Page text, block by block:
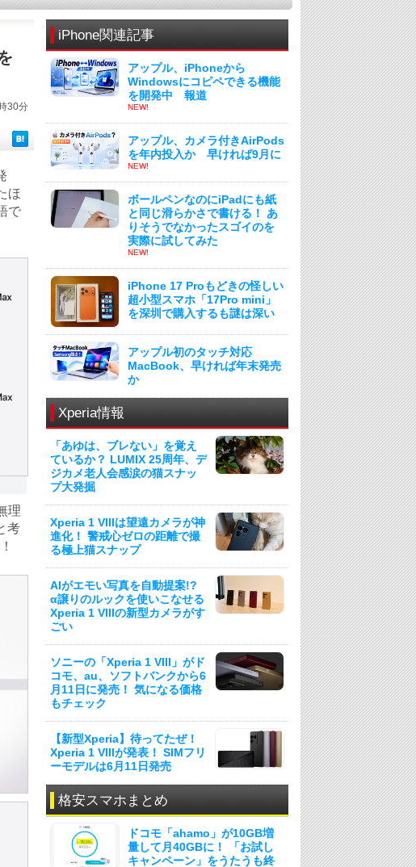
30分
ほ
で
理
考
iPhone関連記事
アップル、iPhoneから
Windowsにコピペできる機能
を開発中 報道
NEW!
アップル、カメラ付きAirPods
を年内投入か 早ければ9月に
NEW!
ボールペンなのにiPadにも紙
と同じ滑らかさで書ける！ あ
りそうでなかったスゴイのを
実際に試してみた
NEW!
iPhone 17 Proもどきの怪しい
超小型スマホ「17Pro mini」
を深圳で購入するも謎は深い
アップル初のタッチ対応
MacBook、早ければ年末発売
か
Xperia情報
「あゆは、ブレない」を覚え
ているか？ LUMIX 25周年、デ
ジカメ老人会感涙の猫スナッ
プ大発掘
Xperia 1 VIIIは望遠カメラが神
進化！ 警戒心ゼロの距離で撮
る極上猫スナップ
AIがエモい写真を自動提案!?
α譲りのルックを使いこなせる
Xperia 1 VIIIの新型カメラがす
ごい
ソニーの「Xperia 1 VIII」がド
コモ、au、ソフトバンクから6
月11日に発売！ 気になる価格
もチェック
【新型Xperia】待ってたぜ！
Xperia 1 VIIIが発表！ SIMフリ
ーモデルは6月11日発売
格安スマホまとめ
ドコモ「ahamo」が10GB増
量して月40GBに！ 「お試し
キャンペーン」をうたうも終